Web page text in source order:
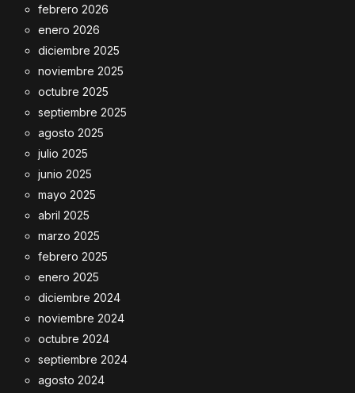
febrero 2026
enero 2026
diciembre 2025
noviembre 2025
octubre 2025
septiembre 2025
agosto 2025
julio 2025
junio 2025
mayo 2025
abril 2025
marzo 2025
febrero 2025
enero 2025
diciembre 2024
noviembre 2024
octubre 2024
septiembre 2024
agosto 2024